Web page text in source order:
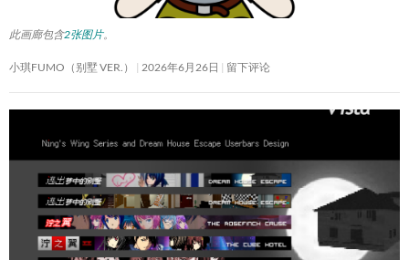
此画廊包含2张图片。
小琪FUMO（别墅 VER.） 2026年6月26日 留下评论